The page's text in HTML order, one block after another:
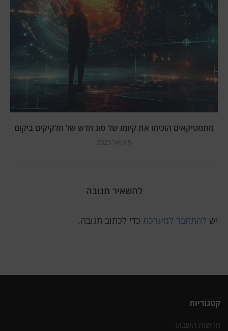
מתמטיקאים הוכיחו את קיומו של סוג חדש של חלקיקים ביקום
9 ינואר 2025
להשאיר תגובה
יש להתחבר למערכת כדי לכתוב תגובה.
קטגוריות
חדשות השבוע